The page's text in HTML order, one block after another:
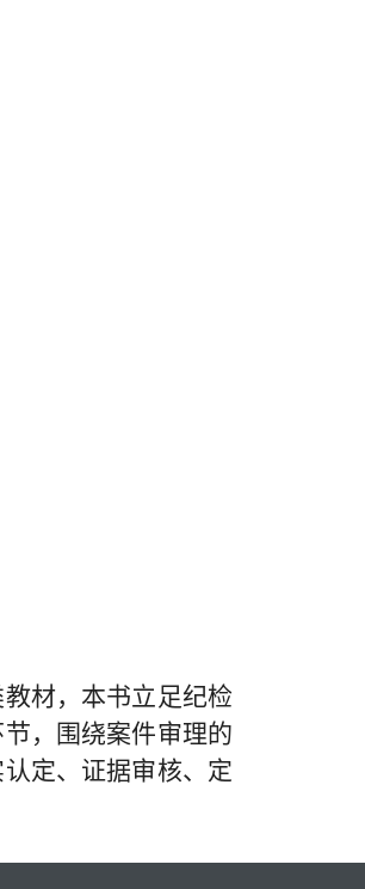
材，本书立足纪检
，围绕案件审理的
定、证据审核、定